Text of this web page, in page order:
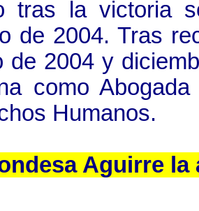
tras la victoria
de 2004. Tras
de 2004 y
como
Humanos.
Aguirre